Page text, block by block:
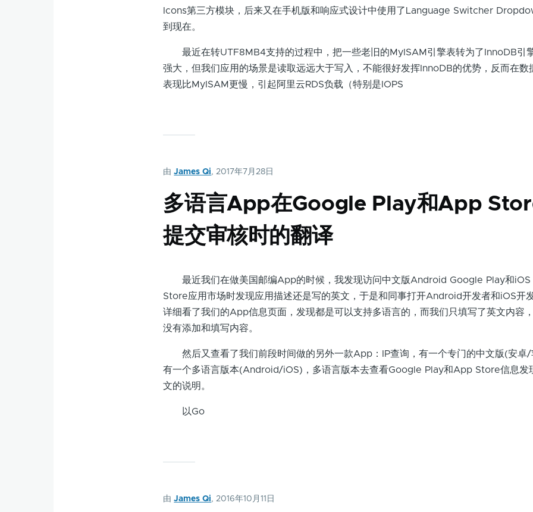
Icons第三方模块，后来又在手机版和响应式设计中使用了Language Switcher
到现在。
最近在转UTF8MB4支持的过程中，把一些老旧的MyISAM引擎表转为了InnoDB引
强大，但我们应用的场景是读取远远大于写入，不能很好发挥InnoDB的优势，反而在数
表现比MyISAM更慢，引起阿里云RDS负载（特别是IOPS
由James Qi, 2017年7月28日
多语言App在Google Play和App
提交审核时的翻译
最近我们在做美国邮编App的时候，我发现访问中文版Android Google Play和
Store应用市场时发现应用描述还是写的英文，于是和同事打开Android开发者和iOS开
详细看了我们的App信息页面，发现都是可以支持多语言的，而我们只填写了英文内容
没有添加和填写内容。
然后又查看了我们前段时间做的另外一款App：IP查询，有一个专门的中文版(安卓/
有一个多语言版本(Android/iOS)，多语言版本去查看Google Play和App Store信息发
文的说明。
以Go
由James Qi, 2016年10月11日